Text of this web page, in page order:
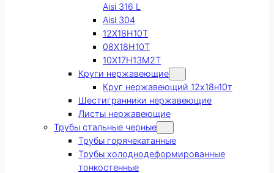
Aisi 316 L
Aisi 304
12Х18Н10Т
08Х18Н10Т
10Х17Н13М2Т
Круги нержавеющие
Круг нержавеющий 12х18н10т
Шестигранники нержавеющие
Листы нержавеющие
Трубы стальные черные
Трубы горячекатанные
Трубы холоднодеформированные
тонкостенные